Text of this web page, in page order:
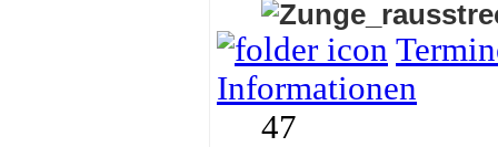
Informationen
47